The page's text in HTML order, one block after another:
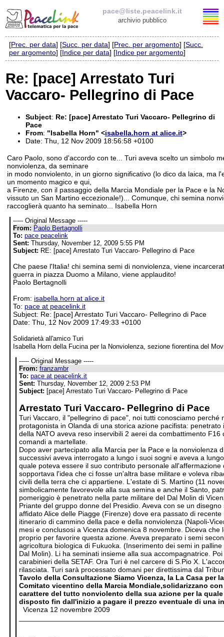
pace@liste.peacelink.it
archivio pubblico
Elenco delle liste
Iscrizione / Cancellazione
Policy delle liste di PeaceLink
Informativa sulla privacy
Richieste di rimozione
[Prec. per data] [Succ. per data] [Prec. per argomento] [Succ.
per argomento] [Indice per data] [Indice per argomento]
Re: [pace] Arrestato Turi
Vaccaro- Pellegrino di Pace
Subject: Re: [pace] Arrestato Turi Vaccaro- Pellegrino di
Pace
From: "Isabella Horn" <isabella.horn at alice.it>
Date: Thu, 12 Nov 2009 18:56:58 +0100
Caro Paolo, sono d'accordo con te... Turi aveva scelto un simbolo
nonviolenza, da seminare
in modo nonviolento, in un giorno significativo (lo dico da laica, ma
un momento magico e qui,
a Firenze, con il passaggio della Marcia Mondiale per la Pace e la
vissuto un San Martino eccezionale!)... Comunque, chi semina
raccoglierà quanto ha seminato... Isabella Horn
----- Original Message -----
From: Paolo Bertagnolli
To: pace peacelink
Sent: Thursday, November 12, 2009 5:55 PM
Subject: RE: [pace] Arrestato Turi Vaccaro- Pellegrino di Pace
Che paese l'Italia! chi semina semi di nonviolenza, viene
guerra in piazza Duomo a Milano, viene applaudito!
Paolo Bertagnolli
From: isabella.horn at alice.it
To: pace at peacelink.it
Subject: Re: [pace] Arrestato Turi Vaccaro- Pellegrino di Pace
Date: Thu, 12 Nov 2009 17:49:33 +0100
Solidarietà all'amico Turi
Isabella Horn della Fucina per la Nonviolenza, sezione fiorentina del
----- Original Message -----
From: franzambr
To: pace at peacelink.it
Sent: Thursday, November 12, 2009 2:53 PM
Subject: [pace] Arrestato Turi Vaccaro- Pellegrino di Pace
Arrestato Turi Vaccaro- Pellegrino di Pace
Turi Vaccaro, il "pellegrino di pace", noi tutti conosciamo perché
protagonista in Olanda di una storica azione pacifista:
della NATO aveva reso inservibili 2 aerei da combattimento F16
comandi a martellate.
Dopo aver partecipato alla Marcia per la Pace e la nonviolenza
successivi aveva interrogato a lungo i suoi sogni e aveva a
quale poteva essere il suo contributo personale all'affermazione
sopportava l'idea che ci fosse un'altra base militare e voleva
civili della terra che ci appartiene. L'estate di S. Martino (11
simbolicamente favorevole alla sua semina e anche il Santo,
pomeriggio è penetrato nella parte militare del Dal Molin di
Priante del gruppo donne del Presidio. Aveva con se un
affidato Alice delle Piagge (Firenze) dove era passato di
itinerario di cammino della pace e della nonviolenza (Napoli-
mesi e conclusosi a Vicenza domenica 8 novembre. Diceva che
proprio per favorire questa azione. Aveva preparato i semi
agricoltura biologica di Fukuoka. (Inserimento dei semi in
Dal Molin). Li ha seminati insieme alla sua accompagnatrice.
carabinieri della SETAF. Ora Turi è nel carcere di S.Pio X.
rilasciata. Turi sarà processato domani per direttissima dal
Tavolo della Consultazione Siamo Vicenza, la La Casa per
Comitato vicentino della Marcia Mondiale,solidarizzano
carattere del tutto nonviolento della sua azione per la
disposto fin dall'inizio a pagare il prezzo eventuale di una
Vicenza 12 novembre 2009